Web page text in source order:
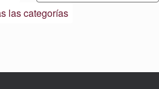
las categorías